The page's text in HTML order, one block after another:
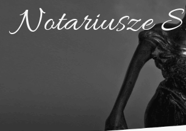
Notariusze